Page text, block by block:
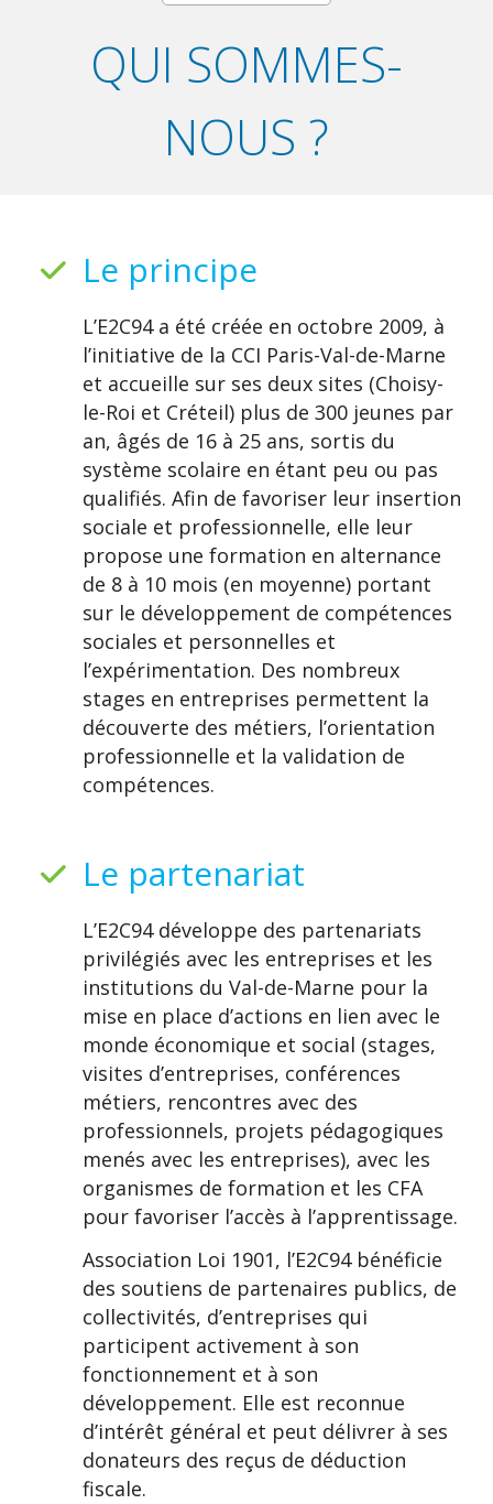
QUI SOMMES-
NOUS ?
Le principe
L’E2C94 a été créée en octobre 2009, à
l’initiative de la CCI Paris-Val-de-Marne
et accueille sur ses deux sites (Choisy-
le-Roi et Créteil) plus de 300 jeunes par
an, âgés de 16 à 25 ans, sortis du
système scolaire en étant peu ou pas
qualifiés. Afin de favoriser leur insertion
sociale et professionnelle, elle leur
propose une formation en alternance
de 8 à 10 mois (en moyenne) portant
sur le développement de compétences
sociales et personnelles et
l’expérimentation. Des nombreux
stages en entreprises permettent la
découverte des métiers, l’orientation
professionnelle et la validation de
compétences.
Le partenariat
L’E2C94 développe des partenariats
privilégiés avec les entreprises et les
institutions du Val-de-Marne pour la
mise en place d’actions en lien avec le
monde économique et social (stages,
visites d’entreprises, conférences
métiers, rencontres avec des
professionnels, projets pédagogiques
menés avec les entreprises), avec les
organismes de formation et les CFA
pour favoriser l’accès à l’apprentissage.
Association Loi 1901, l’E2C94 bénéficie
des soutiens de partenaires publics, de
collectivités, d’entreprises qui
participent activement à son
fonctionnement et à son
développement. Elle est reconnue
d’intérêt général et peut délivrer à ses
donateurs des reçus de déduction
fiscale.